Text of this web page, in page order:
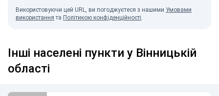
Використовуючи цей URL, ви погоджуєтеся з нашими Умовами
використання та Політикою конфіденційності.
Інші населені пункти у Вінницькій
області